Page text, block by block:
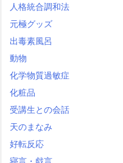
人格統合調和法
元極グッズ
出毒素風呂
動物
化学物質過敏症
化粧品
受講生との会話
天のまなみ
好転反応
寝言・戯言